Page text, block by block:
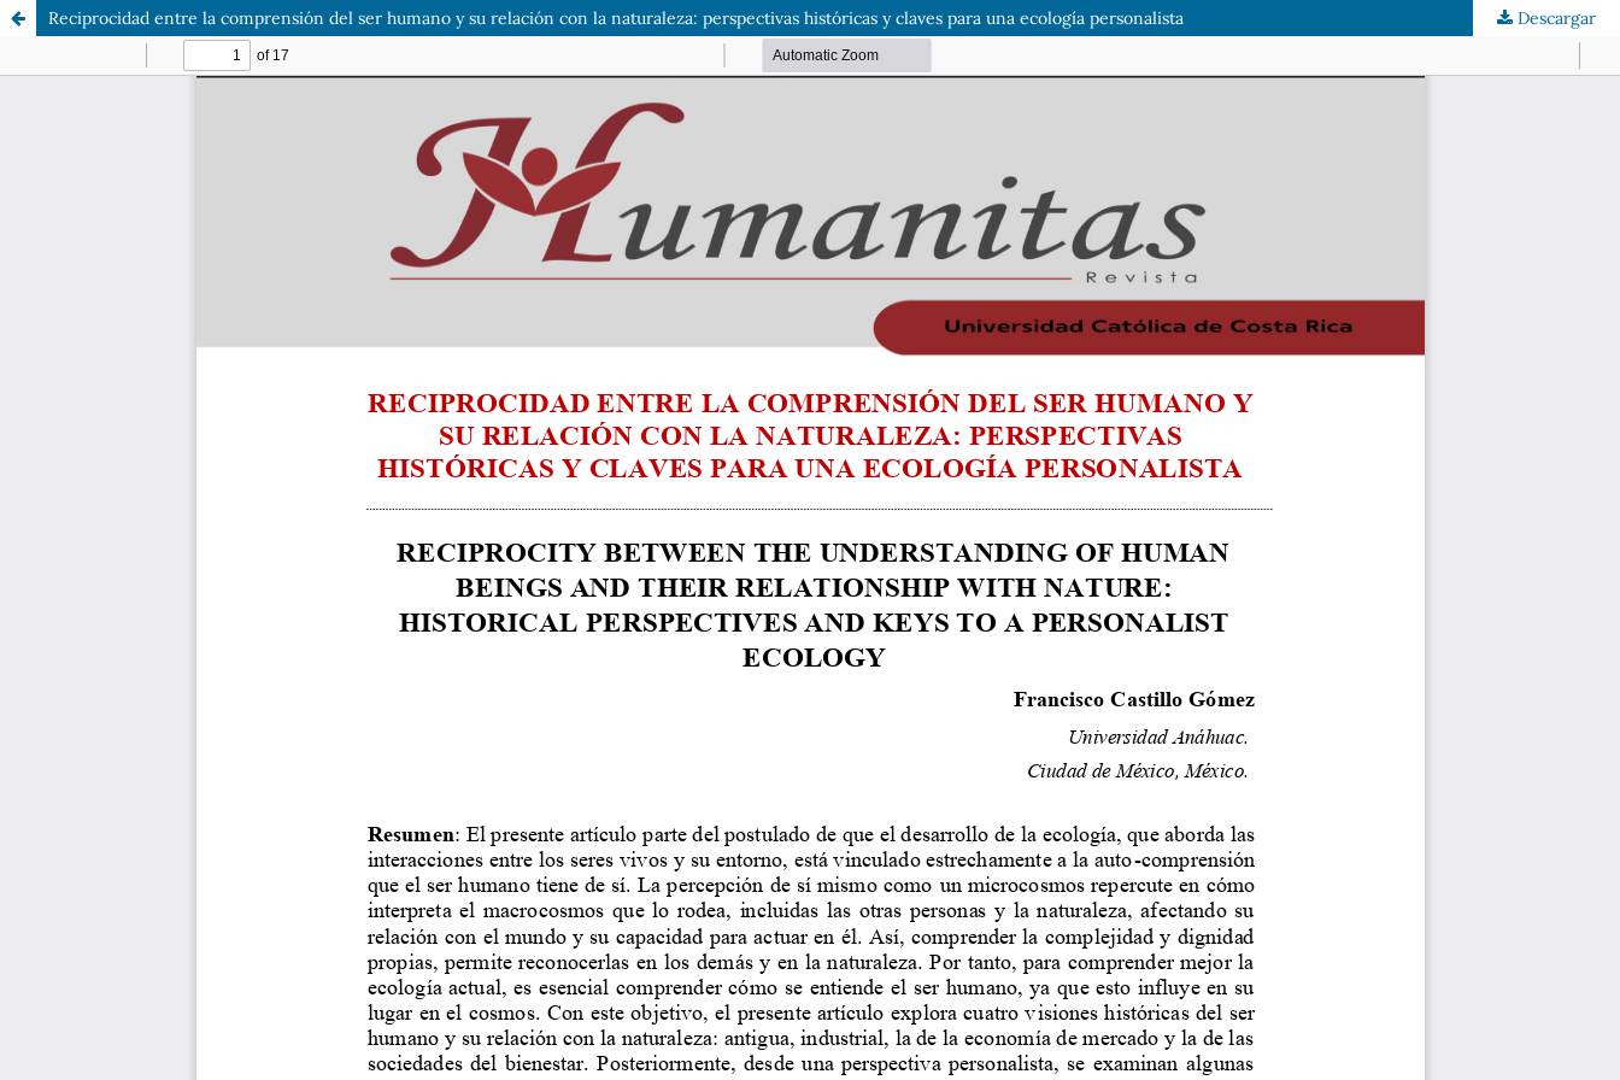
Reciprocidad entre la comprensión del ser humano y su relación con la naturaleza: perspectivas históricas y claves para una ecología personalista Descargar